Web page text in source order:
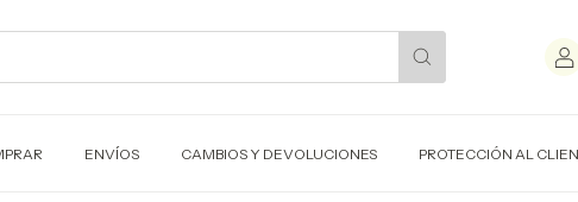
ENVÍOS CAMBIOS Y DEVOLUCIONES PROTECCIÓN AL